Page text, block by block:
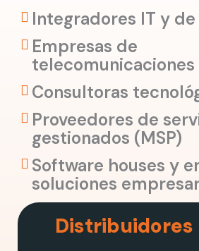
Integradores IT y
Empresas de
telecomunicaciones
Consultoras
Proveedores de
gestionados (MSP)
Software houses y
soluciones
Distribuidores